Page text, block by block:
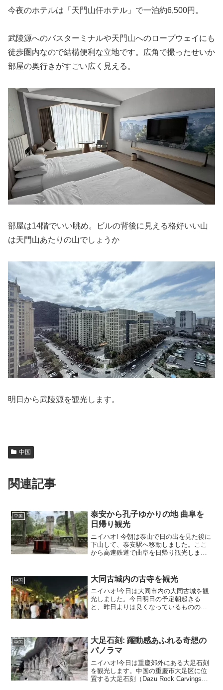
今夜のホテルは「天門山仟ホテル」で一泊約6,500円。
武陵源へのバスターミナルや天門山へのロープウェイにも
徒歩圏内なので結構便利な立地です。広角で撮ったせいか
部屋の奥行きがすごい広く見える。
部屋は14階でいい眺め。ビルの背後に見える格好いい山
は天門山あたりの山でしょうか
明日から武陵源を観光します。
中国
関連記事
中国
泰安から孔子ゆかりの地 曲阜を
日帰り観光
ニイハオ! 今朝は泰山で日の出を見た後に
下山して、泰安駅へ移動しました。ここ
から高速鉄道で曲阜を日帰り観光しま
して世界的に重要な文化遺産を抱えてい
ます。なかでも「三孔」...
中国 大同古城内の古寺を観光
ニイハオ!今日は大同市内の大同古城を観
光しました。今日明日の予定朝起きる
と、昨日よりは良くなっているもののま
チケット予約と大同郊外に...
中国
大足石刻: 躍動感あふれる奇想の
パノラマ
ニイハオ!今日は重慶郊外にある大足石刻
を観光します。中国の重慶市大足区に位
置する大足石刻（Dazu Rock Carvings）